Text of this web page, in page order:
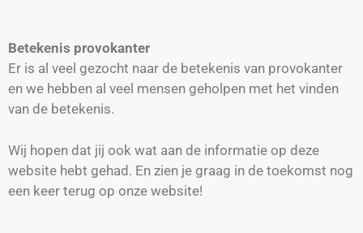
Betekenis provokanter
Er is al veel gezocht naar de betekenis van provokanter
en we hebben al veel mensen geholpen met het vinden
van de betekenis.
Wij hopen dat jij ook wat aan de informatie op deze
website hebt gehad. En zien je graag in de toekomst nog
een keer terug op onze website!